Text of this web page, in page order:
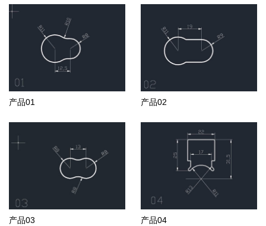
产品01 产品02
产品03 产品04